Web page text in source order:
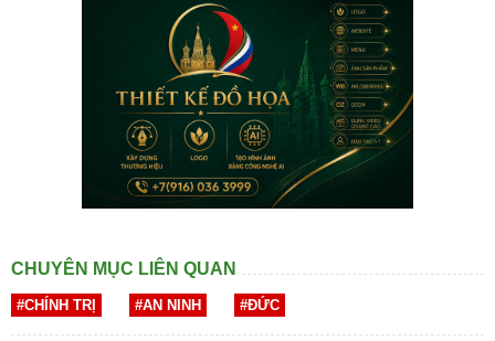
CHUYÊN MỤC LIÊN QUAN
#CHÍNH TRỊ #AN NINH #ĐỨC